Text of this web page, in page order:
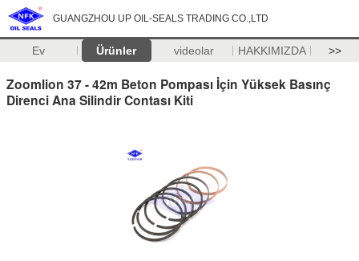
GUANGZHOU UP OIL-SEALS TRADING CO.,LTD
Ev Ürünler videolar HAKKIMIZDA >>
Zoomlion 37 - 42m Beton Pompası İçin Yüksek Basınç
Direnci Ana Silindir Contası Kiti